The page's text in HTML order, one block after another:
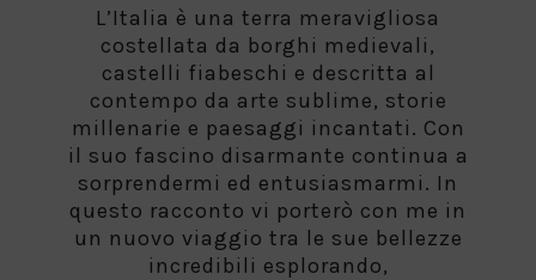
L’Italia è una terra meravigliosa
costellata da borghi medievali,
castelli fiabeschi e descritta al
contempo da arte sublime, storie
millenarie e paesaggi incantati. Con
il suo fascino disarmante continua a
sorprendermi ed entusiasmarmi. In
questo racconto vi porterò con me in
un nuovo viaggio tra le sue bellezze
incredibili esplorando,